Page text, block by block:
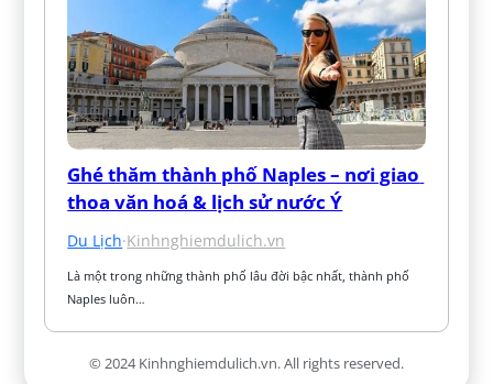
Ghé thăm thành phố Naples – nơi giao
thoa văn hoá & lịch sử nước Ý
Du Lịch·Kinhnghiemdulich.vn
Là một trong những thành phố lâu đời bậc nhất, thành phố
Naples luôn…
© 2024 Kinhnghiemdulich.vn. All rights reserved.